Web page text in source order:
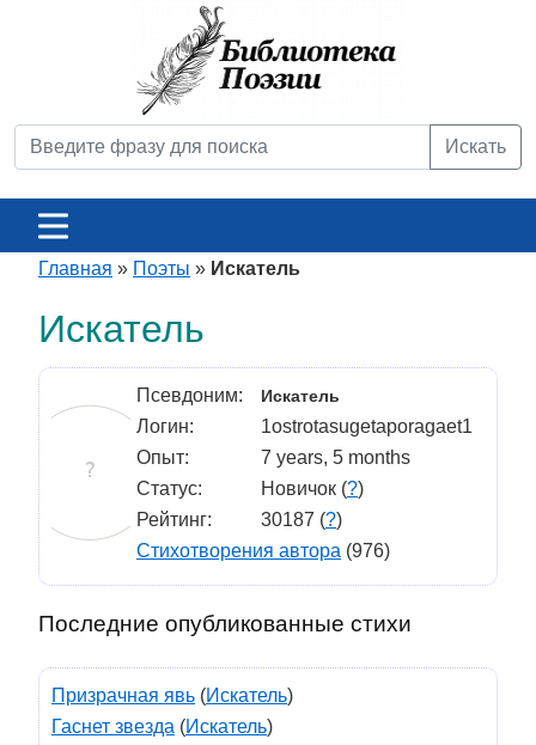
Искать
Главная » Поэты » Искатель
Искатель
Псевдоним: Искатель
Логин:
1ostrotasugetaporagaet1
Опыт:
7 years, 5 months
Статус:
Новичок (?)
Рейтинг:
30187 (?)
Стихотворения автора (976)
Последние опубликованные стихи
Призрачная явь (Искатель)
Гаснет звезда (Искатель)